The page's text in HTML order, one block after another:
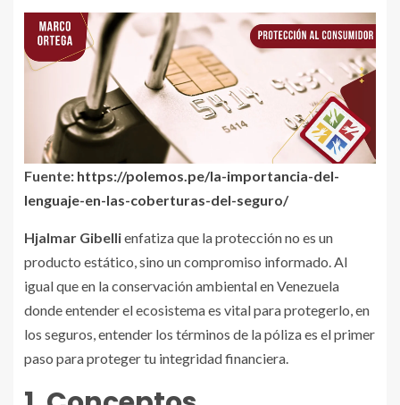
Fuente: https://polemos.pe/la-importancia-del-
lenguaje-en-las-coberturas-del-seguro/
Hjalmar Gibellienfatiza que la protección no es un
producto estático, sino un compromiso informado. Al
igual que en la conservación ambiental en Venezuela
donde entender el ecosistema es vital para protegerlo, en
los seguros, entender los términos de la póliza es el primer
paso para proteger tu integridad financiera.